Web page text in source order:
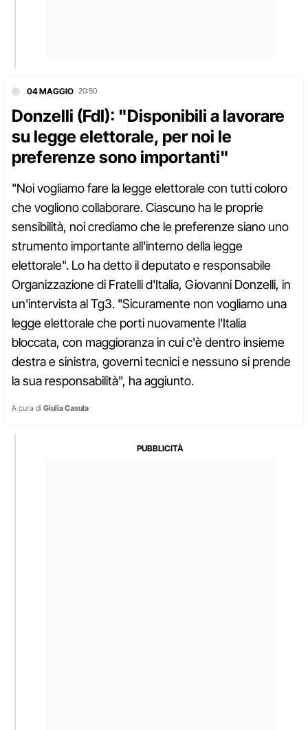
04 MAGGIO 20:50
Donzelli (FdI): "Disponibili a lavorare
su legge elettorale, per noi le
preferenze sono importanti"
"Noi vogliamo fare la legge elettorale con tutti coloro
che vogliono collaborare. Ciascuno ha le proprie
sensibilità, noi crediamo che le preferenze siano uno
strumento importante all'interno della legge
elettorale". Lo ha detto il deputato e responsabile
Organizzazione di Fratelli d'Italia, Giovanni Donzelli, in
un'intervista al Tg3. "Sicuramente non vogliamo una
legge elettorale che porti nuovamente l'Italia
bloccata, con maggioranza in cui c'è dentro insieme
destra e sinistra, governi tecnici e nessuno si prende
la sua responsabilità", ha aggiunto.
A cura di Giulia Casula